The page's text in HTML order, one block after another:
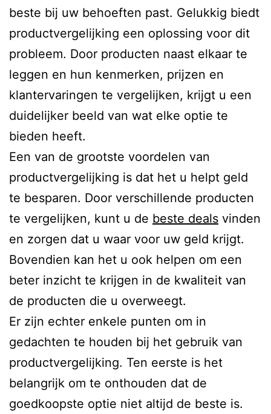
beste bij uw behoeften past. Gelukkig biedt
productvergelijking een oplossing voor dit
probleem. Door producten naast elkaar te
leggen en hun kenmerken, prijzen en
klantervaringen te vergelijken, krijgt u een
duidelijker beeld van wat elke optie te
bieden heeft.
Een van de grootste voordelen van
productvergelijking is dat het u helpt geld
te besparen. Door verschillende producten
te vergelijken, kunt u de beste deals vinden
en zorgen dat u waar voor uw geld krijgt.
Bovendien kan het u ook helpen om een
beter inzicht te krijgen in de kwaliteit van
de producten die u overweegt.
Er zijn echter enkele punten om in
gedachten te houden bij het gebruik van
productvergelijking. Ten eerste is het
belangrijk om te onthouden dat de
goedkoopste optie niet altijd de beste is.